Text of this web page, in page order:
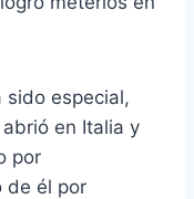
sido especial,
en Italia y
por
de él por